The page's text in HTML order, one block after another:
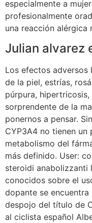
especialmente a
profesionalmente
una reacción alérgica
Julian alvarez
Los efectos adversos
de la piel, estrías,
púrpura,
sorprendente de la
ponernos a pensar.
CYP3A4 no tienen
metabolismo del
más definido. User:
steroidi anabolizzanti
conocidos sobre el
dopante se
despojo del título de
al ciclista español